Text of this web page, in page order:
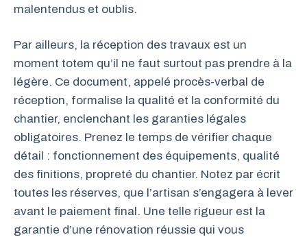
malentendus et oublis.
Par ailleurs, la réception des travaux est un
moment totem qu’il ne faut surtout pas prendre à la
légère. Ce document, appelé procès-verbal de
réception, formalise la qualité et la conformité du
chantier, enclenchant les garanties légales
obligatoires. Prenez le temps de vérifier chaque
détail : fonctionnement des équipements, qualité
des finitions, propreté du chantier. Notez par écrit
toutes les réserves, que l’artisan s’engagera à lever
avant le paiement final. Une telle rigueur est la
garantie d’une rénovation réussie qui vous